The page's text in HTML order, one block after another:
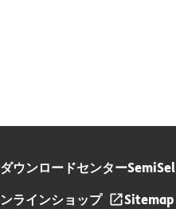
ダウンロードセンターSemiSel
ンラインショップ
Sitemap